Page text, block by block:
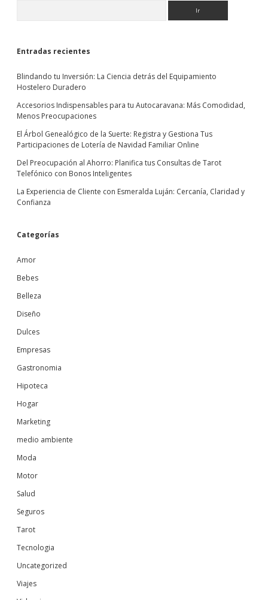
Entradas recientes
Blindando tu Inversión: La Ciencia detrás del Equipamiento
Hostelero Duradero
Accesorios Indispensables para tu Autocaravana: Más Comodidad,
Menos Preocupaciones
El Árbol Genealógico de la Suerte: Registra y Gestiona Tus
Participaciones de Lotería de Navidad Familiar Online
Del Preocupación al Ahorro: Planifica tus Consultas de Tarot
Telefónico con Bonos Inteligentes
La Experiencia de Cliente con Esmeralda Luján: Cercanía, Claridad y
Confianza
Categorías
Amor
Bebes
Belleza
Diseño
Dulces
Empresas
Gastronomia
Hipoteca
Hogar
Marketing
medio ambiente
Moda
Motor
Salud
Seguros
Tarot
Tecnologia
Uncategorized
Viajes